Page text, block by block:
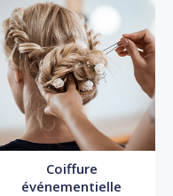
Coiffure
événementielle